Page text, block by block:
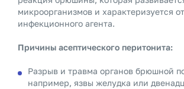
микроорганизмов и характеризуется
инфекционного агента.
Причины асептического перитонита:
Разрыв и травма органов брюшной
например, язвы желудка или